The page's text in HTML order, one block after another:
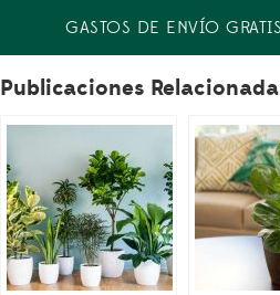
GASTOS DE ENVÍO
Publicaciones